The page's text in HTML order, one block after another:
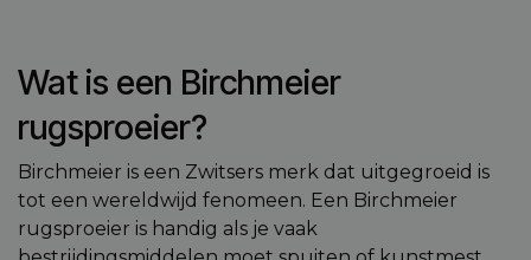
Wat is een Birchmeier
rugsproeier?
Birchmeier is een Zwitsers merk dat uitgegroeid is
tot een wereldwijd fenomeen. Een Birchmeier
rugsproeier is handig als je vaak